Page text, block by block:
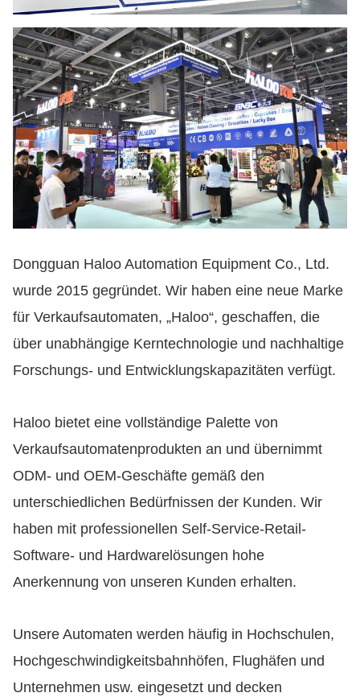
Dongguan Haloo Automation Equipment Co., Ltd.
wurde 2015 gegründet. Wir haben eine neue Marke
für Verkaufsautomaten, „Haloo“, geschaffen, die
über unabhängige Kerntechnologie und nachhaltige
Forschungs- und Entwicklungskapazitäten verfügt.
Haloo bietet eine vollständige Palette von
Verkaufsautomatenprodukten an und übernimmt
ODM- und OEM-Geschäfte gemäß den
unterschiedlichen Bedürfnissen der Kunden. Wir
haben mit professionellen Self-Service-Retail-
Software- und Hardwarelösungen hohe
Anerkennung von unseren Kunden erhalten.
Unsere Automaten werden häufig in Hochschulen,
Hochgeschwindigkeitsbahnhöfen, Flughäfen und
Unternehmen usw. eingesetzt und decken